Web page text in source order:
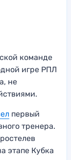
команде
игре РПЛ
не
первый
тренера.
этапе Кубка